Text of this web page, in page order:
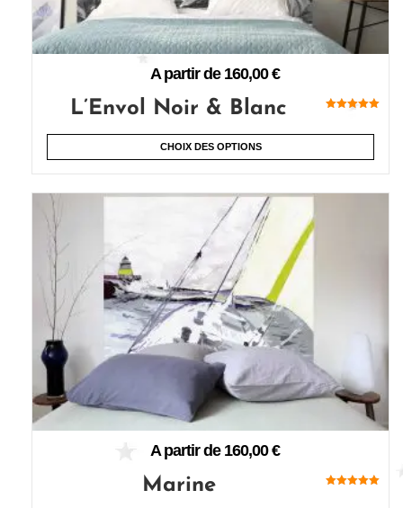
A partir de 160,00€
sur 5
L’Envol Noir & Blanc
CHOIX DES OPTIONS
A partir de 160,00€
Marine